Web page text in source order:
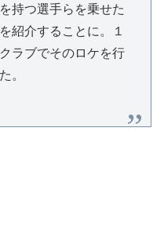
持つ選手らを乗せた
紹介することに。１
ラブでそのロケを行
。